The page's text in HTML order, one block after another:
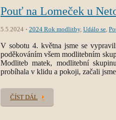
Pouť na Lomeček u
5.5.2024 2024 Rok modlitby, Událo se,
V sobotu 4. května jsme se
poděkováním všem modlitebním
Modliteb matek, modlitební
probíhala v klidu a pokoji, začali
ČÍST DÁL